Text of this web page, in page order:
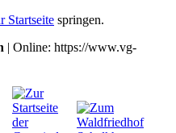
Startseite springen.
| Online: https://www.vg-